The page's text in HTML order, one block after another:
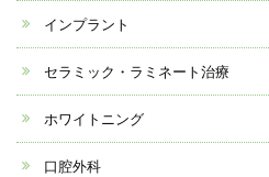
インプラント
セラミック・ラミネート治療
ホワイトニング
口腔外科